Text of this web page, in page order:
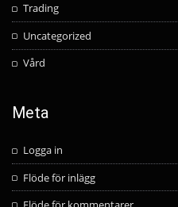
Trading
Uncategorized
Vård
Meta
Logga in
Flöde för inlägg